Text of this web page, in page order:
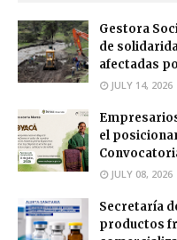
Gestora
de
afectadas
JULY 14, 2026
el
JULY 08, 2026
Secretaría
productos